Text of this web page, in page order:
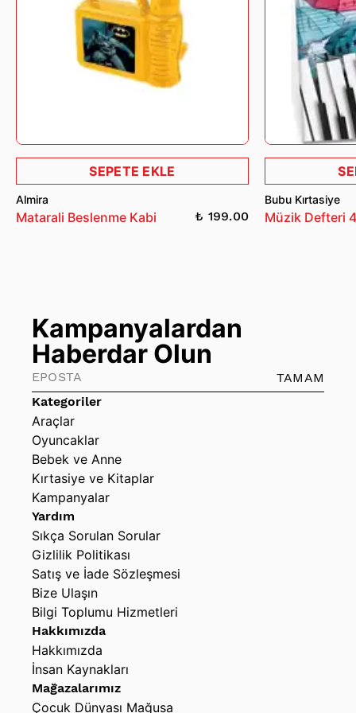
SEPETE EKLE
Almira
Matarali Beslenme Kabi ₺ 199.00
Bubu Kırtasiye
Müzik Defteri
Kategoriler
Araçlar
Oyuncaklar
Bebek ve Anne
Kırtasiye ve Kitaplar
Kampanyalar
Yardım
Sıkça Sorulan Sorular
Gizlilik Politikası
Satış ve İade Sözleşmesi
Bize Ulaşın
Bilgi Toplumu Hizmetleri
Hakkımızda
Hakkımızda
İnsan Kaynakları
Mağazalarımız
Çocuk Dünyası Mağusa
Kampanyalardan
Haberdar Olun
TAMAM